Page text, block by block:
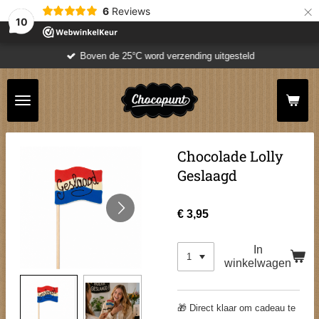
10
6 Reviews ×
Boven de 25°C word verzending uitgesteld
Chocolade Lolly
Geslaagd
€ 3,95
In
winkelwagen
🎁 Direct klaar om cadeau te